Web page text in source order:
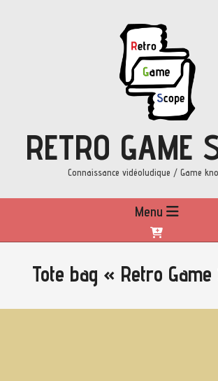
RETRO GAME
Connaissance vidéoludique / Game
Menu
Menu
Tote bag « Retro